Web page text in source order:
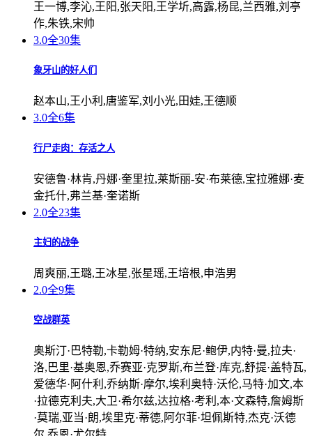
王一博,李沁,王阳,张天阳,王学圻,高露,杨昆,兰西雅,刘亭
作,朱铁,宋帅
3.0全30集
象牙山的好人们
赵本山,王小利,唐鉴军,刘小光,田娃,王德顺
3.0全6集
行尸走肉：存活之人
安德鲁·林肯,丹娜·奎里拉,莱斯丽-安·布莱德,宝拉雅娜·麦
金托什,弗兰基·奎诺斯
2.0全23集
主妇的战争
周爽丽,王璐,王冰星,张星瑶,王培根,申浩男
2.0全9集
空战群英
奥斯汀·巴特勒,卡勒姆·特纳,安东尼·鲍伊,内特·曼,拉夫·
洛,巴里·基奥恩,乔赛亚·克罗斯,布兰登·库克,舒提·盖特瓦,
爱德华·阿什利,乔纳斯·摩尔,埃利奥特·沃伦,马特·加文,本
·拉德克利夫,大卫·希尔兹,达拉格·考利,本·文森特,詹姆斯
·莫瑞,亚当·朗,埃里克·蒂德,阿尔菲·坦佩斯特,杰克·沃德